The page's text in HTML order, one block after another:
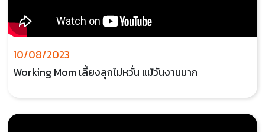
10/08/2023
Working Mom เลี้ยงลูกไม่หวั่น แม้วันงานมาก